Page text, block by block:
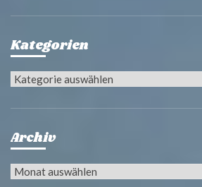
Kategorien
Kategorien
Archiv
Archiv